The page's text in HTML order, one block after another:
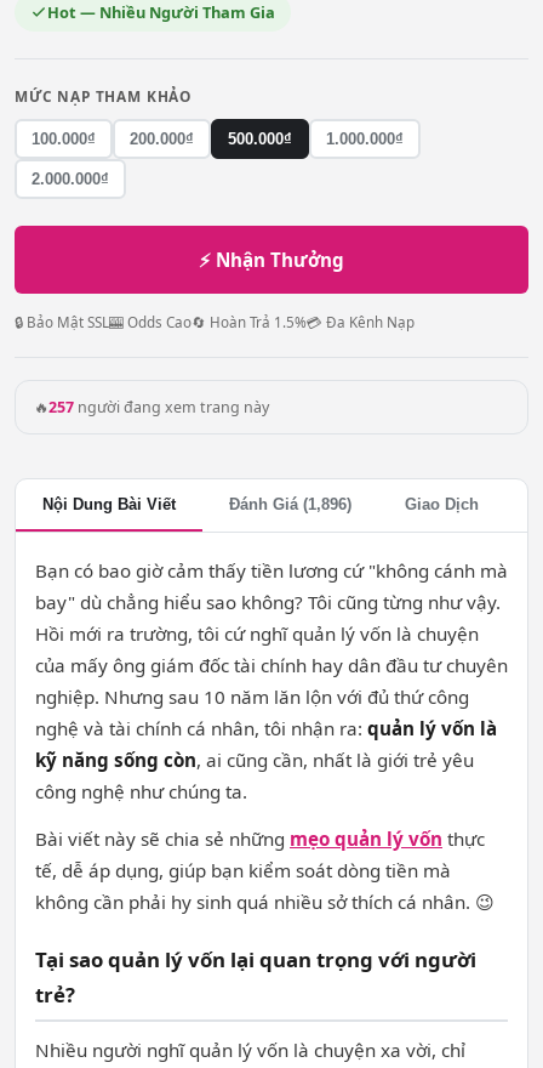
Hot — Nhiều Người Tham Gia
MỨC NẠP THAM KHẢO
100.000₫ 200.000₫ 500.000₫ 1.000.000₫
2.000.000₫
⚡ Nhận Thưởng
🔒 Bảo Mật SSL🎰 Odds Cao🔄 Hoàn Trả 1.5%💳 Đa Kênh Nạp
🔥257 người đang xem trang này
Nội Dung Bài Viết Đánh Giá (1,896) Giao Dịch
Bạn có bao giờ cảm thấy tiền lương cứ "không cánh mà
bay" dù chẳng hiểu sao không? Tôi cũng từng như vậy.
Hồi mới ra trường, tôi cứ nghĩ quản lý vốn là chuyện
của mấy ông giám đốc tài chính hay dân đầu tư chuyên
nghiệp. Nhưng sau 10 năm lăn lộn với đủ thứ công
nghệ và tài chính cá nhân, tôi nhận ra: quản lý vốn là
kỹ năng sống còn, ai cũng cần, nhất là giới trẻ yêu
công nghệ như chúng ta.
Bài viết này sẽ chia sẻ những mẹo quản lý vốn thực
tế, dễ áp dụng, giúp bạn kiểm soát dòng tiền mà
không cần phải hy sinh quá nhiều sở thích cá nhân. 😉
Tại sao quản lý vốn lại quan trọng với người
trẻ?
Nhiều người nghĩ quản lý vốn là chuyện xa vời, chỉ